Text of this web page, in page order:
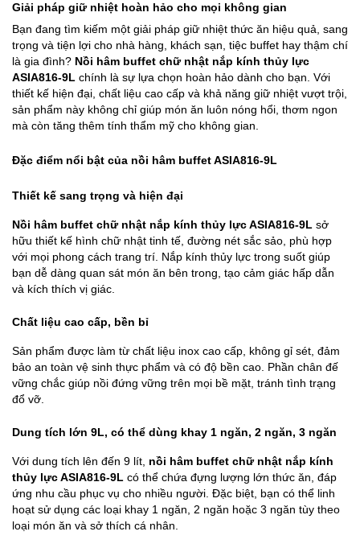
Giải pháp giữ nhiệt hoàn hảo cho mọi không gian
Bạn đang tìm kiếm một giải pháp giữ nhiệt thức ăn hiệu quả, sang
trọng và tiện lợi cho nhà hàng, khách sạn, tiệc buffet hay thậm chí
là gia đình? Nồi hâm buffet chữ nhật nắp kính thủy lực
ASIA816-9L chính là sự lựa chọn hoàn hảo dành cho bạn. Với
thiết kế hiện đại, chất liệu cao cấp và khả năng giữ nhiệt vượt trội,
sản phẩm này không chỉ giúp món ăn luôn nóng hổi, thơm ngon
mà còn tăng thêm tính thẩm mỹ cho không gian.
Đặc điểm nổi bật của nồi hâm buffet ASIA816-9L
Thiết kế sang trọng và hiện đại
Nồi hâm buffet chữ nhật nắp kính thủy lực ASIA816-9L sở
hữu thiết kế hình chữ nhật tinh tế, đường nét sắc sảo, phù hợp
với mọi phong cách trang trí. Nắp kính thủy lực trong suốt giúp
bạn dễ dàng quan sát món ăn bên trong, tạo cảm giác hấp dẫn
và kích thích vị giác.
Chất liệu cao cấp, bền bỉ
Sản phẩm được làm từ chất liệu inox cao cấp, không gỉ sét, đảm
bảo an toàn vệ sinh thực phẩm và có độ bền cao. Phần chân đế
vững chắc giúp nồi đứng vững trên mọi bề mặt, tránh tình trạng
đổ vỡ.
Dung tích lớn 9L, có thể dùng khay 1 ngăn, 2 ngăn, 3 ngăn
Với dung tích lên đến 9 lít, nồi hâm buffet chữ nhật nắp kính
thủy lực ASIA816-9L có thể chứa đựng lượng lớn thức ăn, đáp
ứng nhu cầu phục vụ cho nhiều người. Đặc biệt, bạn có thể linh
hoạt sử dụng các loại khay 1 ngăn, 2 ngăn hoặc 3 ngăn tùy theo
loại món ăn và sở thích cá nhân.